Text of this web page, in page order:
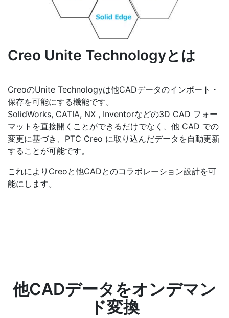
Creo Unite Technologyとは
CreoのUnite Technologyは他CADデータのインポート・
保存を可能にする機能です。
SolidWorks, CATIA, NX , Inventorなどの3D CAD フォー
マットを直接開くことができるだけでなく、他 CAD での
変更に基づき、PTC Creo に取り込んだデータを自動更新
することが可能です。
これによりCreoと他CADとのコラボレーション設計を可
能にします。
他CADデータをオンデマン
ド変換